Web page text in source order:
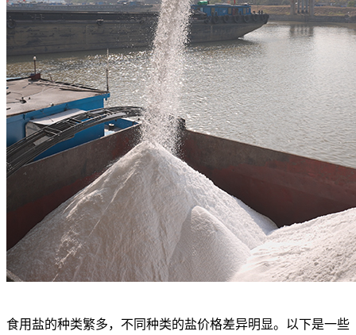
食用盐的种类繁多，不同种类的盐价格差异明显。以下是一些